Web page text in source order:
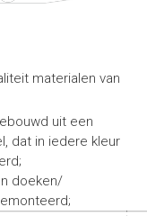
materialen van
uit een
dat in iedere kleur
doeken/